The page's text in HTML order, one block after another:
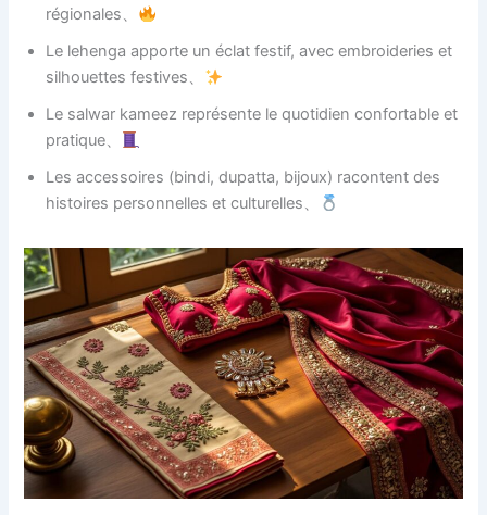
régionales、
Le lehenga apporte un éclat festif, avec embroideries et
silhouettes festives、
Le salwar kameez représente le quotidien confortable et
pratique、
Les accessoires (bindi, dupatta, bijoux) racontent des
histoires personnelles et culturelles、